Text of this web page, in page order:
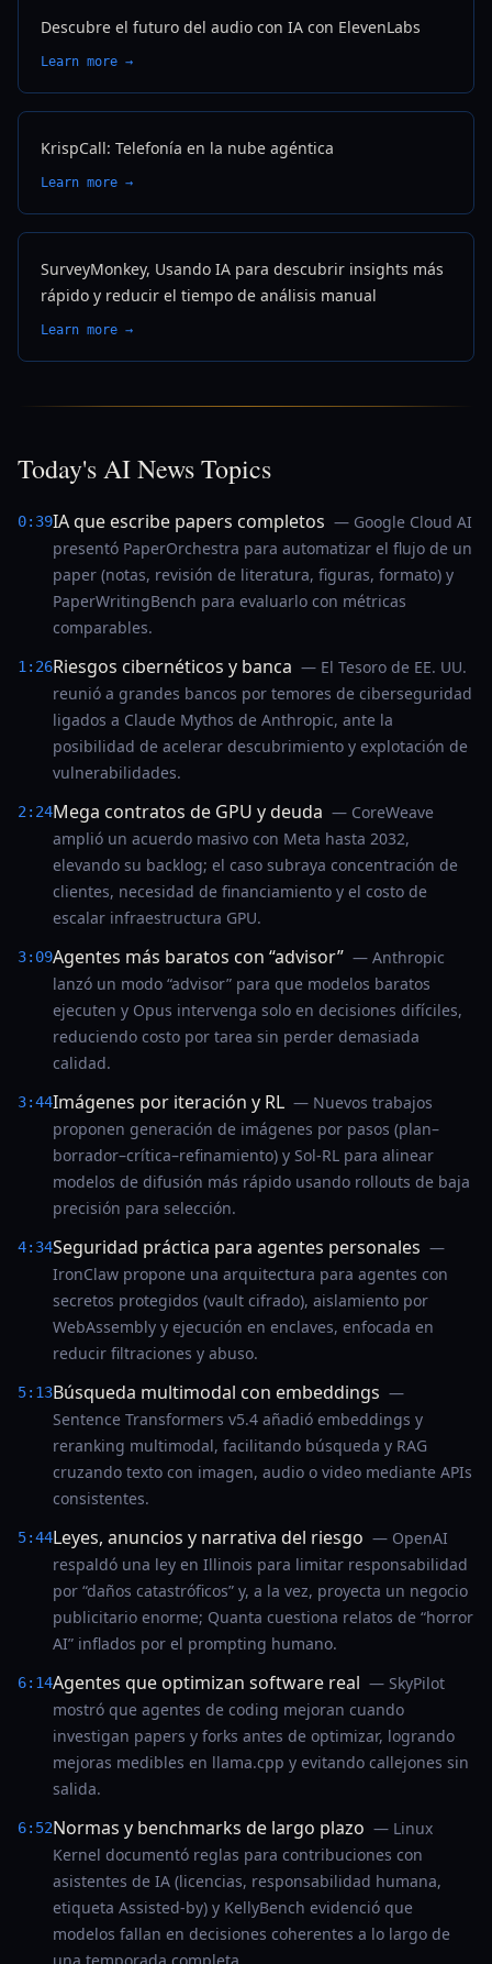
Descubre el futuro del audio con IA con ElevenLabs
Learn more →
KrispCall: Telefonía en la nube agéntica
Learn more →
SurveyMonkey, Usando IA para descubrir insights más
rápido y reducir el tiempo de análisis manual
Learn more →
Today's AI News Topics
0:39IA que escribe papers completos — Google Cloud AI
presentó PaperOrchestra para automatizar el flujo de un
paper (notas, revisión de literatura, figuras, formato) y
PaperWritingBench para evaluarlo con métricas
comparables.
1:26Riesgos cibernéticos y banca — El Tesoro de EE. UU.
reunió a grandes bancos por temores de ciberseguridad
ligados a Claude Mythos de Anthropic, ante la
posibilidad de acelerar descubrimiento y explotación de
vulnerabilidades.
2:24Mega contratos de GPU y deuda — CoreWeave
amplió un acuerdo masivo con Meta hasta 2032,
elevando su backlog; el caso subraya concentración de
clientes, necesidad de financiamiento y el costo de
escalar infraestructura GPU.
3:09Agentes más baratos con “advisor” — Anthropic
lanzó un modo “advisor” para que modelos baratos
ejecuten y Opus intervenga solo en decisiones difíciles,
reduciendo costo por tarea sin perder demasiada
calidad.
3:44Imágenes por iteración y RL — Nuevos trabajos
proponen generación de imágenes por pasos (plan–
borrador–crítica–refinamiento) y Sol-RL para alinear
modelos de difusión más rápido usando rollouts de baja
precisión para selección.
4:34Seguridad práctica para agentes personales —
IronClaw propone una arquitectura para agentes con
secretos protegidos (vault cifrado), aislamiento por
WebAssembly y ejecución en enclaves, enfocada en
reducir filtraciones y abuso.
5:13Búsqueda multimodal con embeddings —
Sentence Transformers v5.4 añadió embeddings y
reranking multimodal, facilitando búsqueda y RAG
cruzando texto con imagen, audio o video mediante APIs
consistentes.
5:44Leyes, anuncios y narrativa del riesgo — OpenAI
respaldó una ley en Illinois para limitar responsabilidad
por “daños catastróficos” y, a la vez, proyecta un negocio
publicitario enorme; Quanta cuestiona relatos de “horror
AI” inflados por el prompting humano.
6:14Agentes que optimizan software real — SkyPilot
mostró que agentes de coding mejoran cuando
investigan papers y forks antes de optimizar, logrando
mejoras medibles en llama.cpp y evitando callejones sin
salida.
6:52Normas y benchmarks de largo plazo — Linux
Kernel documentó reglas para contribuciones con
asistentes de IA (licencias, responsabilidad humana,
etiqueta Assisted-by) y KellyBench evidenció que
modelos fallan en decisiones coherentes a lo largo de